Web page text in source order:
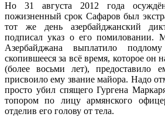
Но 31 августа 2012 года
пожизненный срок Сафаров был
тот же день азербайджанский
подписал указ о его помиловании.
Азербайджана выплатило
скопившееся за всё время, которое он
(более восьми лет), предоставило
присвоило ему звание майора. Надо
просто убил спящего Гургена
топором по лицу армянского
отделив его голову от тела.